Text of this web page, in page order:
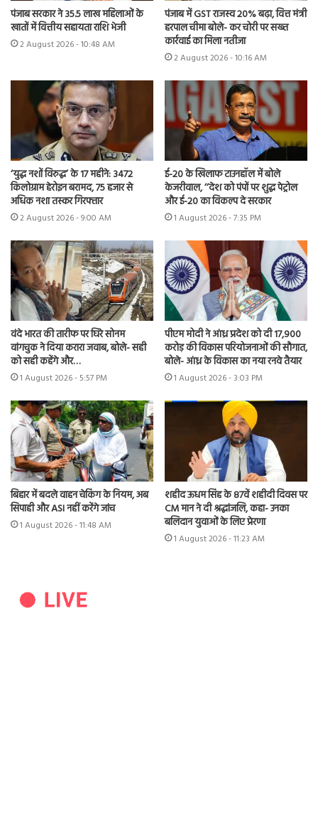
पंजाब सरकार ने 35.5 लाख महिलाओं के
खातों में वित्तीय सहायता राशि भेजी
2 August 2026 - 10:48 AM
पंजाब में GST राजस्व 20% बढ़ा, वित्त मंत्री
हरपाल चीमा बोले- कर चोरी पर सख्त
कार्रवाई का मिला नतीजा
2 August 2026 - 10:16 AM
‘युद्ध नशों विरुद्ध’ के 17 महीने: 3472
किलोग्राम हेरोइन बरामद, 75 हजार से
अधिक नशा तस्कर गिरफ्तार
2 August 2026 - 9:00 AM
ई-20 के खिलाफ टाउनहॉल में बोले
केजरीवाल, ‘‘देश को पंपों पर शुद्ध पेट्रोल
और ई-20 का विकल्प दे सरकार
1 August 2026 - 7:35 PM
वंदे भारत की तारीफ पर घिरे सोनम
वांगचुक ने दिया करारा जवाब, बोले- सही
को सही कहेंगे और…
1 August 2026 - 5:57 PM
पीएम मोदी ने आंध्र प्रदेश को दी 17,900
करोड़ की विकास परियोजनाओं की सौगात,
बोले- आंध्र के विकास का नया रनवे तैयार
1 August 2026 - 3:03 PM
बिहार में बदले वाहन चेकिंग के नियम, अब
सिपाही और ASI नहीं करेंगे जांच
1 August 2026 - 11:48 AM
शहीद ऊधम सिंह के 87वें शहीदी दिवस पर
CM मान ने दी श्रद्धांजलि, कहा- उनका
बलिदान युवाओं के लिए प्रेरणा
1 August 2026 - 11:23 AM